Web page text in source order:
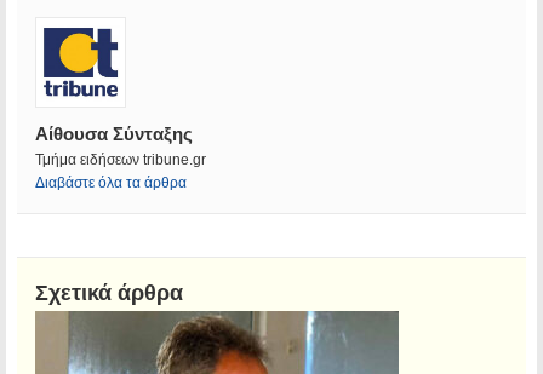
Αίθουσα Σύνταξης
Τμήμα ειδήσεων tribune.gr
Διαβάστε όλα τα άρθρα
Σχετικά άρθρα